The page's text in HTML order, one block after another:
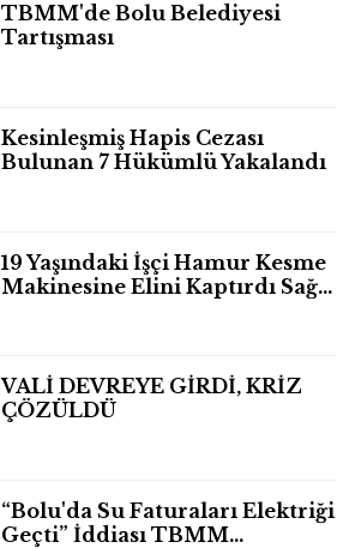
TBMM'de Bolu Belediyesi
Tartışması
Kesinleşmiş Hapis Cezası
Bulunan 7 Hükümlü Yakalandı
19 Yaşındaki İşçi Hamur Kesme
Makinesine Elini Kaptırdı Sağ
VALİ DEVREYE GİRDİ, KRİZ
ÇÖZÜLDÜ
“Bolu'da Su Faturaları Elektriği
Geçti” İddiası TBMM